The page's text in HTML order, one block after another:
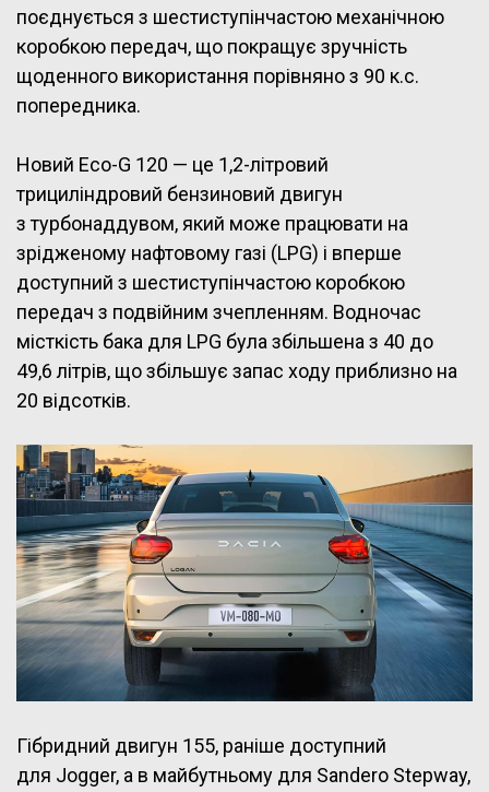
поєднується з шестиступінчастою механічною
коробкою передач, що покращує зручність
щоденного використання порівняно з 90 к.с.
попередника.
Новий Eco-G 120 — це 1,2-літровий
трициліндровий бензиновий двигун
з турбонаддувом, який може працювати на
зрідженому нафтовому газі (LPG) і вперше
доступний з шестиступінчастою коробкою
передач з подвійним зчепленням. Водночас
місткість бака для LPG була збільшена з 40 до
49,6 літрів, що збільшує запас ходу приблизно на
20 відсотків.
Гібридний двигун 155, раніше доступний
для Jogger, а в майбутньому для Sandero Stepway,